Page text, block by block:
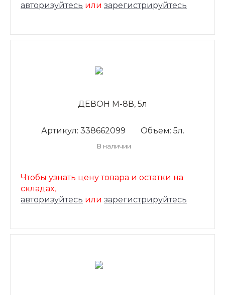
авторизуйтесь или зарегистрируйтесь
ДЕВОН М-8В, 5л
Артикул: 338662099 Объем: 5л.
В наличии
Чтобы узнать цену товара и остатки на
складах,
авторизуйтесь или зарегистрируйтесь